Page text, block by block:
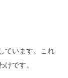
ています。これ
です。